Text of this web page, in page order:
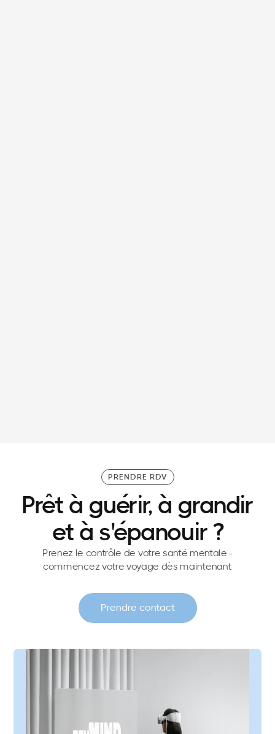
PRENDRE RDV
Prêt à guérir, à grandir
et à s'épanouir ?
Prenez le contrôle de votre santé mentale -
commencez votre voyage dès maintenant.
Prendre contact